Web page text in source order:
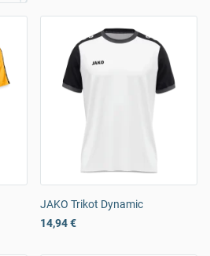
JAKO Trikot Dynamic
14,94 €